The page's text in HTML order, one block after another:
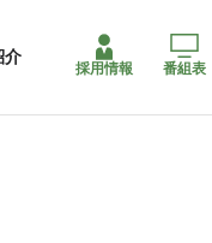
介
採用情報 番組表